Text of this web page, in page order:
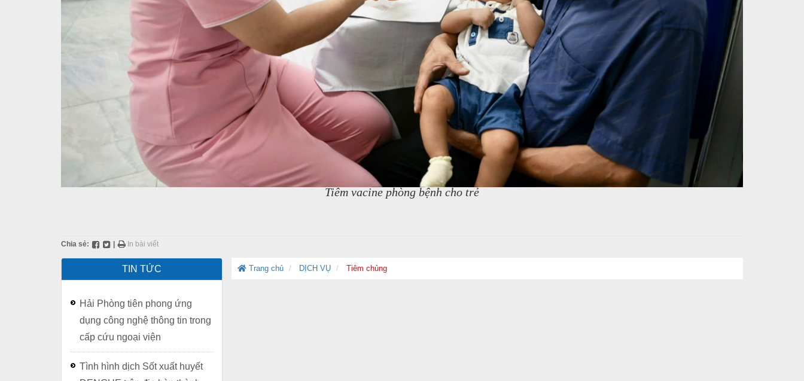
Tiêm vacine phòng bệnh cho trẻ
Chia sẻ: In bài viết
Trang chủ DỊCH VỤ Tiêm chủng
TIN TỨC
Hải Phòng tiên phong ứng
dụng công nghệ thông tin trong
cấp cứu ngoại viện
Tình hình dịch Sốt xuất huyết